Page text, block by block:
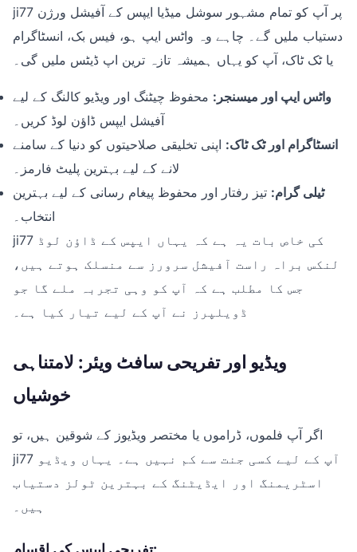
ji77 پر آپ کو تمام مشہور سوشل میڈیا ایپس کے آفیشل ورژن
دستیاب ملیں گے۔ چاہے وہ واٹس ایپ ہو، فیس بک، انسٹاگرام
یا ٹک ٹاک، آپ کو یہاں ہمیشہ تازہ ترین اپ ڈیٹس ملیں گی۔
واٹس ایپ اور میسنجر: محفوظ چیٹنگ اور ویڈیو کالنگ کے لیے
آفیشل ایپس ڈاؤن لوڈ کریں۔
انسٹاگرام اور ٹک ٹاک: اپنی تخلیقی صلاحیتوں کو دنیا کے سامنے
لانے کے لیے بہترین پلیٹ فارمز۔
ٹیلی گرام: تیز رفتار اور محفوظ پیغام رسانی کے لیے بہترین
انتخاب۔
ji77 کی خاص بات یہ ہے کہ یہاں ایپس کے ڈاؤن لوڈ
لنکس براہ راست آفیشل سرورز سے منسلک ہوتے ہیں،
جس کا مطلب ہے کہ آپ کو وہی تجربہ ملے گا جو
ڈویلپرز نے آپ کے لیے تیار کیا ہے۔
ویڈیو اور تفریحی سافٹ ویئر: لامتناہی
خوشیاں
اگر آپ فلموں، ڈراموں یا مختصر ویڈیوز کے شوقین ہیں، تو
ji77 آپ کے لیے کسی جنت سے کم نہیں ہے۔ یہاں ویڈیو
اسٹریمنگ اور ایڈیٹنگ کے بہترین ٹولز دستیاب
ہیں۔